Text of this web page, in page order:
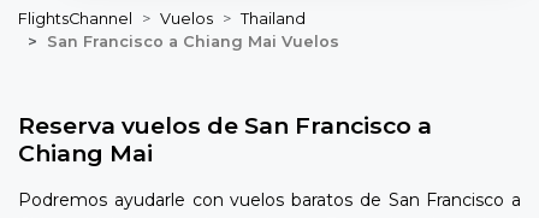
FlightsChannel Vuelos
Thailand
San Francisco a Chiang Mai Vuelos
Reserva vuelos de San Francisco a
Chiang Mai
Podremos ayudarle con vuelos baratos de San Francisco a